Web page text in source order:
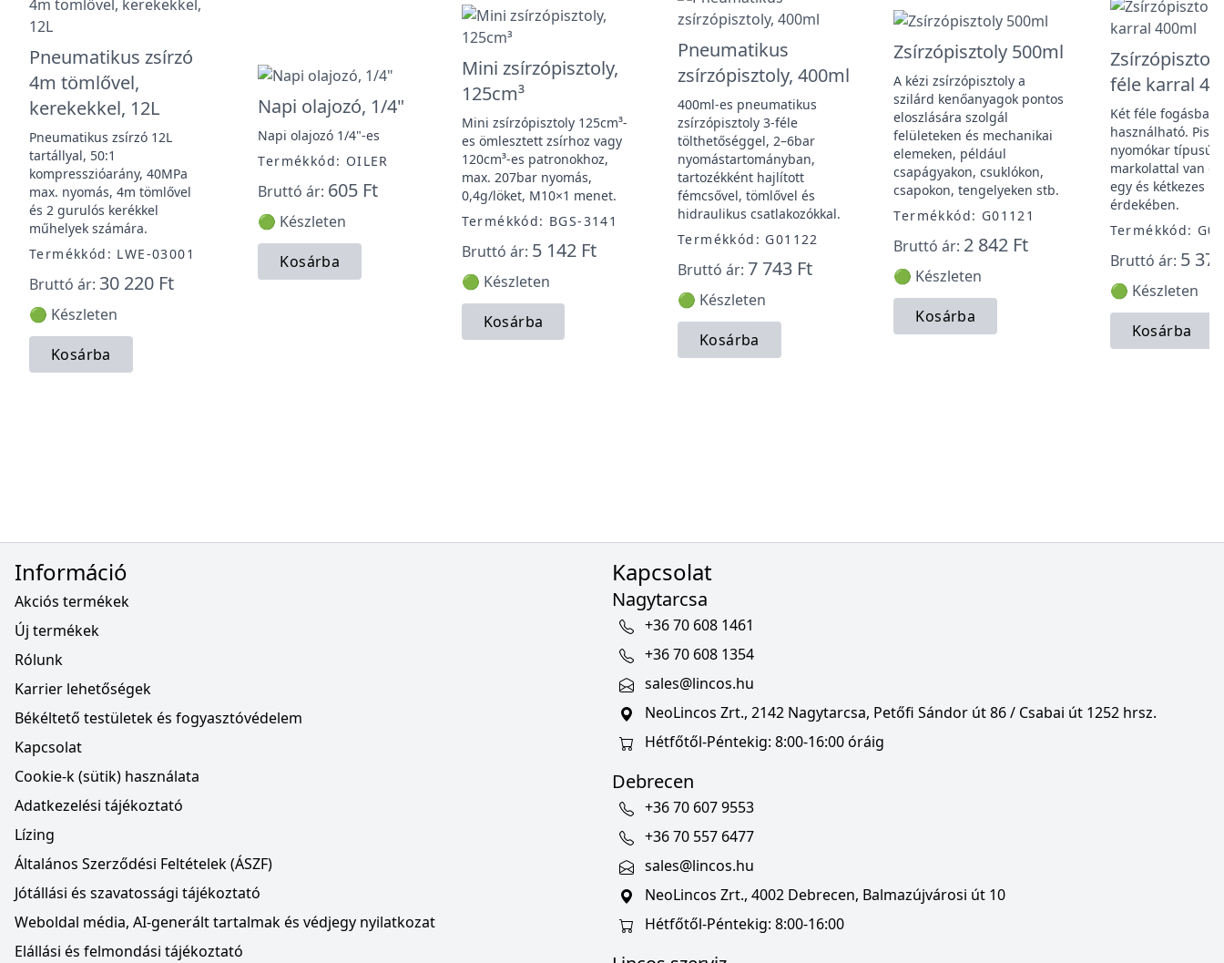
Pneumatikus zsírzó
4m tömlővel,
kerekekkel, 12L
Pneumatikus zsírzó 12L
tartállyal, 50:1
kompresszióarány, 40MPa
max. nyomás, 4m tömlővel
és 2 gurulós kerékkel
műhelyek számára.
Termékkód: LWE-03001
Bruttó ár: 30 220 Ft
🟢 Készleten
Kosárba
Napi olajozó, 1/4"
Napi olajozó 1/4"-es
Termékkód: OILER
Bruttó ár: 605 Ft
🟢 Készleten
Kosárba
Mini zsírzópisztoly,
125cm³
Mini zsírzópisztoly 125cm³-
es ömlesztett zsírhoz vagy
120cm³-es patronokhoz,
max. 207bar nyomás,
0,4g/löket, M10×1 menet.
Termékkód: BGS-3141
Bruttó ár: 5 142 Ft
🟢 Készleten
Kosárba
Pneumatikus
zsírzópisztoly, 400ml
400ml-es pneumatikus
zsírzópisztoly 3-féle
tölthetőséggel, 2–6bar
nyomástartományban,
tartozékként hajlított
fémcsővel, tömlővel és
hidraulikus csatlakozókkal.
Termékkód: G01122
Bruttó ár: 7 743 Ft
🟢 Készleten
Kosárba
Zsírzópisztoly 500ml
A kézi zsírzópisztoly a
szilárd kenőanyagok pontos
eloszlására szolgál
felületeken és mechanikai
elemeken, például
csapágyakon, csuklókon,
csapokon, tengelyeken stb.
Termékkód: G01121
Bruttó ár: 2 842 Ft
🟢 Készleten
Kosárba
féle karral
Két féle fogásban
használható.
nyomókar típusú
markolattal van
egy és kétkezes
érdekében.
Termékkód:
Bruttó ár: 5
🟢 Készleten
Kosárba
Információ
Akciós termékek
Új termékek
Rólunk
Karrier lehetőségek
Békéltető testületek és fogyasztóvédelem
Kapcsolat
Cookie-k (sütik) használata
Adatkezelési tájékoztató
Lízing
Általános Szerződési Feltételek (ÁSZF)
Jótállási és szavatossági tájékoztató
Weboldal média, AI-generált tartalmak és védjegy nyilatkozat
Elállási és felmondási tájékoztató
Kapcsolat
Nagytarcsa
+36 70 608 1461
+36 70 608 1354
sales@lincos.hu
NeoLincos Zrt., 2142 Nagytarcsa, Petőfi Sándor út 86 / Csabai út 1252 hrsz.
Hétfőtől-Péntekig: 8:00-16:00 óráig
Debrecen
+36 70 607 9553
+36 70 557 6477
sales@lincos.hu
NeoLincos Zrt., 4002 Debrecen, Balmazújvárosi út 10
Hétfőtől-Péntekig: 8:00-16:00